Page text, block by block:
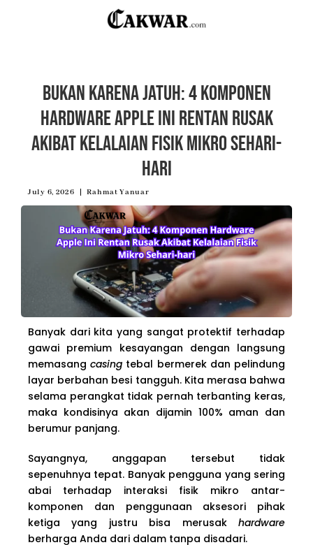
Bukan Karena Jatuh: 4 Komponen
Hardware Apple Ini Rentan Rusak
Akibat Kelalaian Fisik Mikro Sehari-
hari
July 6, 2026 Rahmat Yanuar
Banyak dari kita yang sangat protektif terhadap
gawai premium kesayangan dengan langsung
memasangcasing tebal bermerek dan pelindung
layar berbahan besi tangguh. Kita merasa bahwa
selama perangkat tidak pernah terbanting keras,
maka kondisinya akan dijamin 100% aman dan
berumur panjang.
Sayangnya, anggapan tersebut tidak
sepenuhnya tepat. Banyak pengguna yang sering
abai terhadap interaksi fisik mikro antar-
komponen dan penggunaan aksesori pihak
ketiga yang justru bisa merusak hardware
berharga Anda dari dalam tanpa disadari.